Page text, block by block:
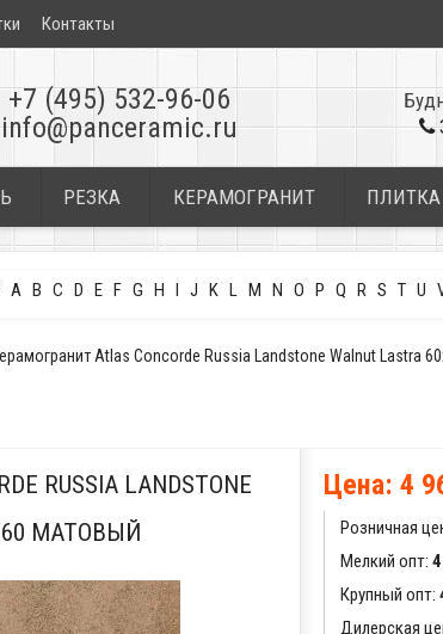
Контакты
+7 (495) 532-96-06
info@panceramic.ru
РЕЗКА КЕРАМОГРАНИТ ПЛИТКА
A B C D E F G H I J K L M N O P Q R S T U
Atlas Concorde Russia Landstone Walnut Lastra
RUSSIA LANDSTONE
МАТОВЫЙ
Цена: 4
Розничная
Мелкий опт:
Крупный опт:
Дилерская